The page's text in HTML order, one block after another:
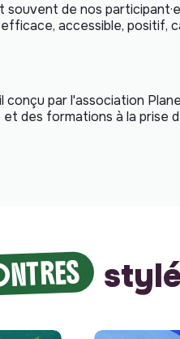
de nos
accessible, positif,
conçu par l'association
des formations à la prise